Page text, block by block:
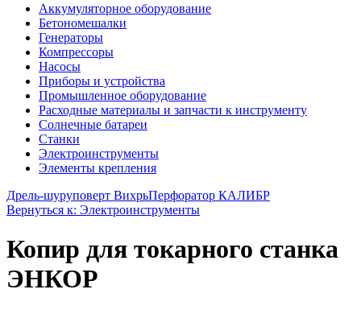
Аккумуляторное оборудование
Бетономешалки
Генераторы
Компрессоры
Насосы
Приборы и устройства
Промышленное оборудование
Расходные материалы и запчасти к инструменту
Солнечные батареи
Станки
Электроинструменты
Элементы крепления
Дрель-шуруповерт ВихрьПерфоратор КАЛИБР
Вернуться к: Электроинструменты
Копир для токарного станка
ЭНКОР